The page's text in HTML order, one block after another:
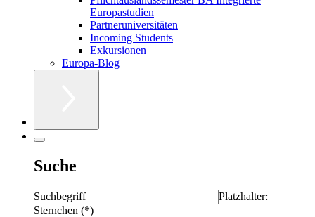
Europastudien
Partneruniversitäten
Incoming Students
Exkursionen
Europa-Blog
Suche
Suchbegriff
Platzhalter:
Sternchen (*)